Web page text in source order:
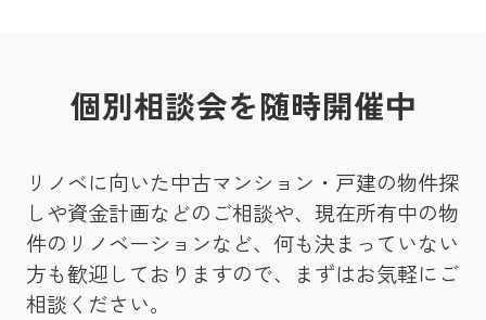
個別相談会を随時開催中
リノベに向いた中古マンション・戸建の物件探
しや資金計画などのご相談や、現在所有中の物
件のリノベーションなど、何も決まっていない
方も歓迎しておりますので、まずはお気軽にご
相談ください。